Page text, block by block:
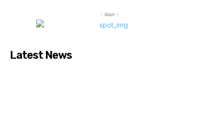
- iklan -
Latest News